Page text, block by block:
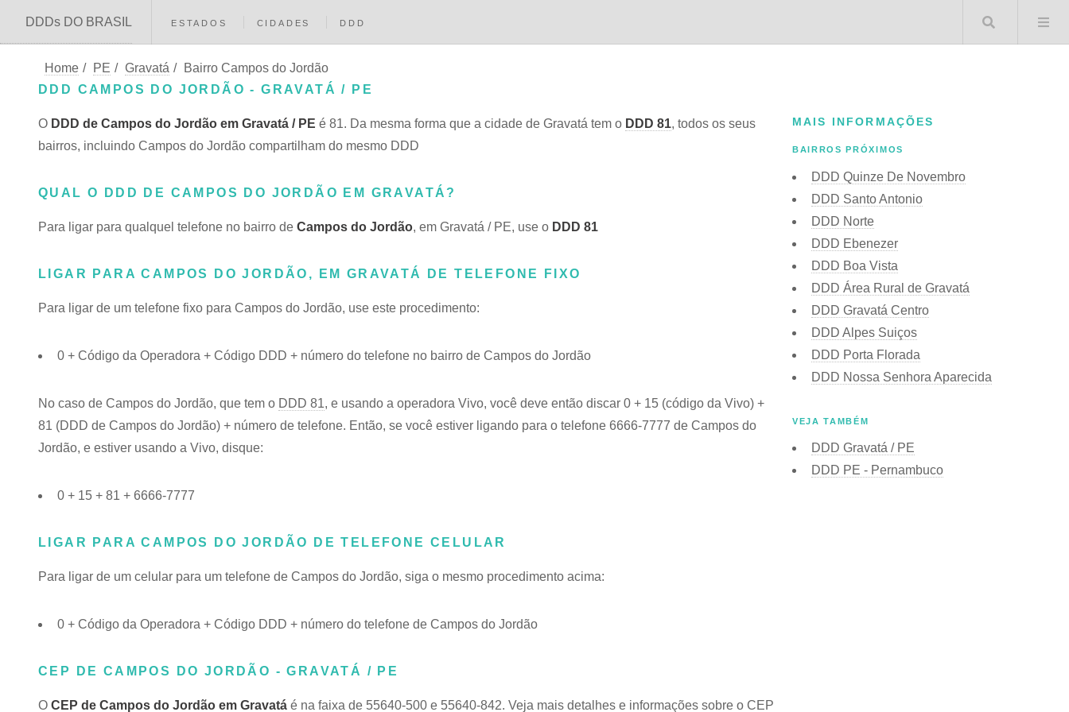
DDDs DO BRASIL ESTADOS CIDADES DDD Buscar
Home / PE / Gravatá /
Bairro Campos do Jordão
DDD CAMPOS DO JORDÃO - GRAVATÁ / PE
O DDD de Campos do Jordão em Gravatá / PE é 81. Da mesma forma que a cidade de Gravatá tem o DDD 81, todos os seus
bairros, incluindo Campos do Jordão compartilham do mesmo DDD
QUAL O DDD DE CAMPOS DO JORDÃO EM GRAVATÁ?
Para ligar para qualquel telefone no bairro de Campos do Jordão, em Gravatá / PE, use o DDD 81
LIGAR PARA CAMPOS DO JORDÃO, EM GRAVATÁ DE TELEFONE FIXO
Para ligar de um telefone fixo para Campos do Jordão, use este procedimento:
0 + Código da Operadora + Código DDD + número do telefone no bairro de Campos do Jordão
No caso de Campos do Jordão, que tem o DDD 81, e usando a operadora Vivo, você deve então discar 0 + 15 (código da Vivo) +
81 (DDD de Campos do Jordão) + número de telefone. Então, se você estiver ligando para o telefone 6666-7777 de Campos do
Jordão, e estiver usando a Vivo, disque:
0 + 15 + 81 + 6666-7777
LIGAR PARA CAMPOS DO JORDÃO DE TELEFONE CELULAR
Para ligar de um celular para um telefone de Campos do Jordão, siga o mesmo procedimento acima:
0 + Código da Operadora + Código DDD + número do telefone de Campos do Jordão
CEP DE CAMPOS DO JORDÃO - GRAVATÁ / PE
O CEP de Campos do Jordão em Gravatá é na faixa de 55640-500 e 55640-842. Veja mais detalhes e informações sobre o CEP
MAIS INFORMAÇÕES
BAIRROS PRÓXIMOS
DDD Quinze De Novembro
DDD Santo Antonio
DDD Norte
DDD Ebenezer
DDD Boa Vista
DDD Área Rural de Gravatá
DDD Gravatá Centro
DDD Alpes Suiços
DDD Porta Florada
DDD Nossa Senhora Aparecida
VEJA TAMBÉM
DDD Gravatá / PE
DDD PE - Pernambuco